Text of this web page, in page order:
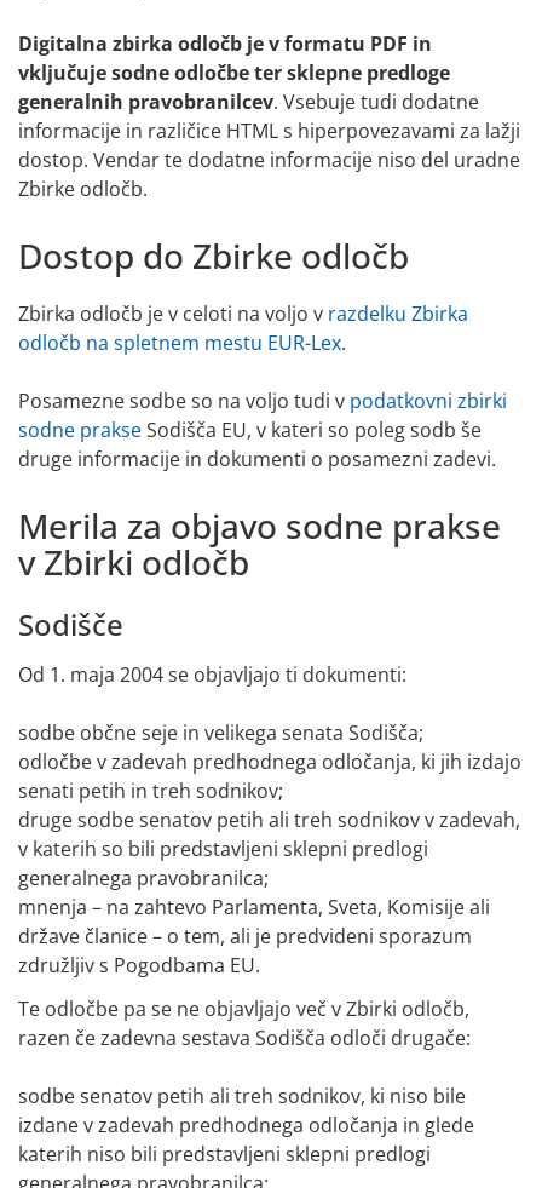
Digitalna zbirka odločb je v formatu PDF in
vključuje sodne odločbe ter sklepne predloge
generalnih pravobranilcev. Vsebuje tudi dodatne
informacije in različice HTML s hiperpovezavami za lažji
dostop. Vendar te dodatne informacije niso del uradne
Zbirke odločb.
Dostop do Zbirke odločb
Zbirka odločb je v celoti na voljo v razdelku Zbirka
odločb na spletnem mestu EUR-Lex.
Posamezne sodbe so na voljo tudi v podatkovni zbirki
sodne prakseSodišča EU, v kateri so poleg sodb še
druge informacije in dokumenti o posamezni zadevi.
Merila za objavo sodne prakse
v Zbirki odločb
Sodišče
Od 1. maja 2004 se objavljajo ti dokumenti:
sodbe občne seje in velikega senata Sodišča;
odločbe v zadevah predhodnega odločanja, ki jih izdajo
senati petih in treh sodnikov;
druge sodbe senatov petih ali treh sodnikov v zadevah,
v katerih so bili predstavljeni sklepni predlogi
generalnega pravobranilca;
mnenja – na zahtevo Parlamenta, Sveta, Komisije ali
države članice – o tem, ali je predvideni sporazum
združljiv s Pogodbama EU.
Te odločbe pa se ne objavljajo več v Zbirki odločb,
razen če zadevna sestava Sodišča odloči drugače:
sodbe senatov petih ali treh sodnikov, ki niso bile
izdane v zadevah predhodnega odločanja in glede
katerih niso bili predstavljeni sklepni predlogi